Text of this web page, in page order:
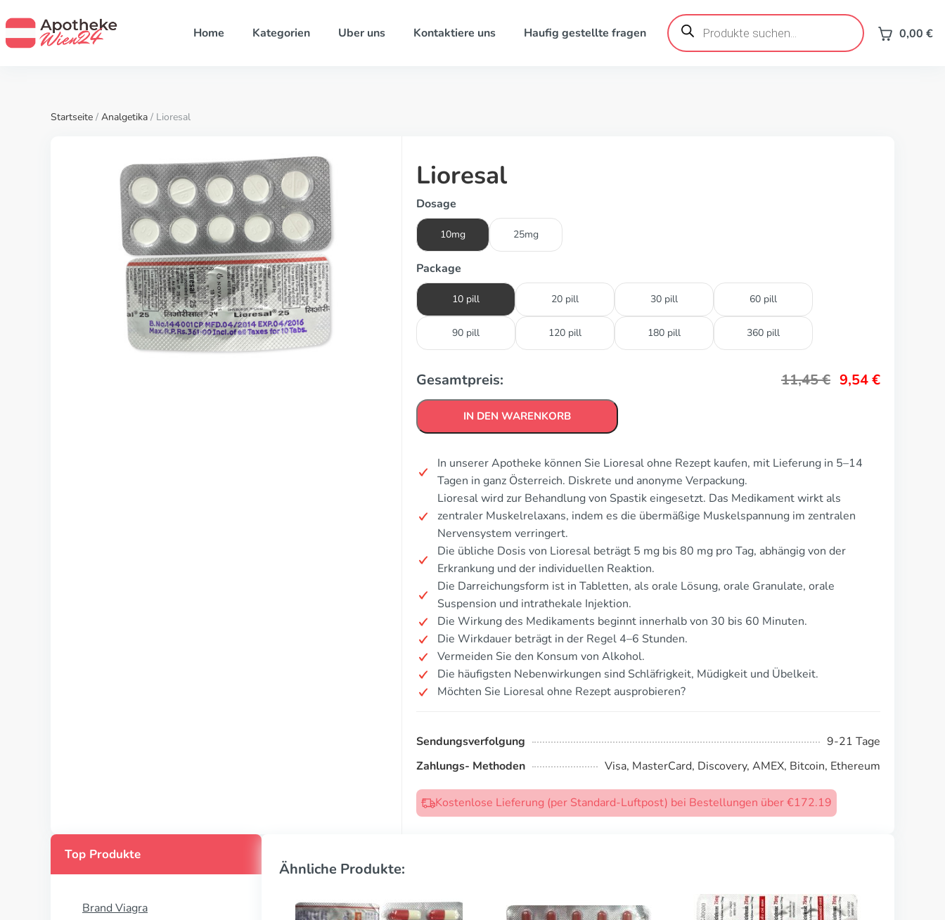
Home Kategorien Uber uns Kontaktiere uns Haufig gestellte fragen
Products
search 0,00 €
Startseite / Analgetika / Lioresal
Lioresal
Dosage
10mg 25mg
Package
10 pill 20 pill 30 pill 60 pill
90 pill 120 pill 180 pill 360 pill
Gesamtpreis: 11,45€ 9,54€
IN DEN WARENKORB
In unserer Apotheke können Sie Lioresal ohne Rezept kaufen, mit Lieferung in 5–14
Tagen in ganz Österreich. Diskrete und anonyme Verpackung.
Lioresal wird zur Behandlung von Spastik eingesetzt. Das Medikament wirkt als
zentraler Muskelrelaxans, indem es die übermäßige Muskelspannung im zentralen
Nervensystem verringert.
Die übliche Dosis von Lioresal beträgt 5 mg bis 80 mg pro Tag, abhängig von der
Erkrankung und der individuellen Reaktion.
Die Darreichungsform ist in Tabletten, als orale Lösung, orale Granulate, orale
Suspension und intrathekale Injektion.
Die Wirkung des Medikaments beginnt innerhalb von 30 bis 60 Minuten.
Die Wirkdauer beträgt in der Regel 4–6 Stunden.
Vermeiden Sie den Konsum von Alkohol.
Die häufigsten Nebenwirkungen sind Schläfrigkeit, Müdigkeit und Übelkeit.
Möchten Sie Lioresal ohne Rezept ausprobieren?
Sendungsverfolgung
9-21 Tage
Zahlungs- Methoden
Visa, MasterCard, Discovery, AMEX, Bitcoin, Ethereum
Kostenlose Lieferung (per Standard-Luftpost) bei Bestellungen über €172.19
Top Produkte
Brand Viagra
Ähnliche Produkte: